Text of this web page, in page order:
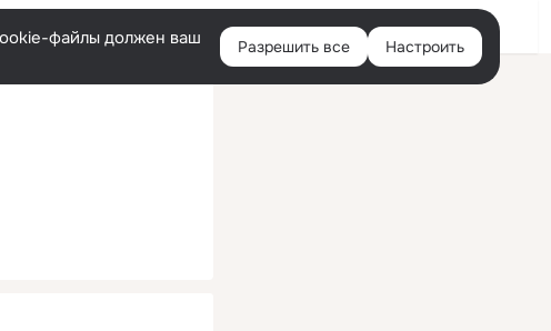
Русский Войти
файлы должен ваш
Разрешить все Настроить